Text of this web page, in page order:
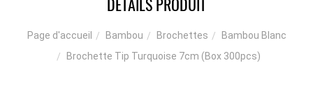
Page d'accueil Bambou Brochettes
Bambou Blanc
Brochette Tip Turquoise 7cm (Box 300pcs)